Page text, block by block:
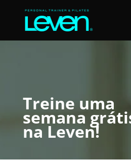
Treine uma
semana
na Leven!